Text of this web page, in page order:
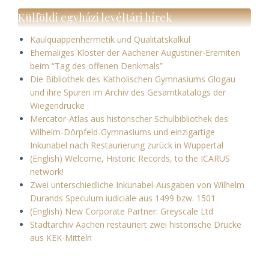
Külföldi egyházi levéltári hírek
Kaulquappenhermetik und Qualitätskalkül
Ehemaliges Kloster der Aachener Augustiner-Eremiten
beim “Tag des offenen Denkmals”
Die Bibliothek des Katholischen Gymnasiums Glogau
und ihre Spuren im Archiv des Gesamtkatalogs der
Wiegendrucke
Mercator-Atlas aus historischer Schulbibliothek des
Wilhelm-Dörpfeld-Gymnasiums und einzigartige
Inkunabel nach Restaurierung zurück in Wuppertal
(English) Welcome, Historic Records, to the ICARUS
network!
Zwei unterschiedliche Inkunabel-Ausgaben von Wilhelm
Durands Speculum iudiciale aus 1499 bzw. 1501
(English) New Corporate Partner: Greyscale Ltd
Stadtarchiv Aachen restauriert zwei historische Drucke
aus KEK-Mitteln